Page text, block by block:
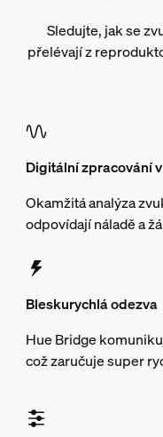
Sledujte, jak se
přelévají z
Digitální zpracování
Okamžitá analýza
odpovídají náladě a
Bleskurychlá odezva
Hue Bridge
což zaručuje super